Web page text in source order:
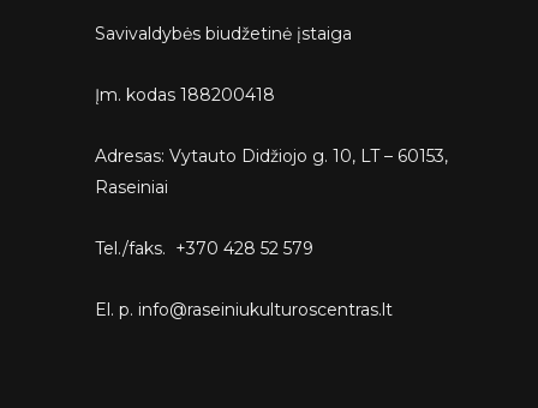
Savivaldybės biudžetinė įstaiga
Įm. kodas 188200418
Adresas: Vytauto Didžiojo g. 10, LT – 60153,
Raseiniai
Tel./faks. +370 428 52 579
El. p. info@raseiniukulturoscentras.lt